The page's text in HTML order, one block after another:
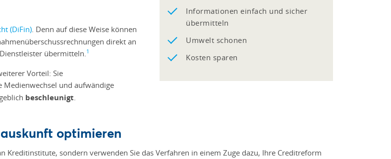
(DiFin). Denn auf diese Weise können
direkt an
übermitteln.1
Vorteil: Sie
und aufwändige
beschleunigt.
Informationen einfach und sicher
übermitteln
Umwelt schonen
Kosten sparen
optimieren
Kreditinstitute, sondern verwenden Sie das Verfahren in einem Zuge dazu, Ihre Creditreform